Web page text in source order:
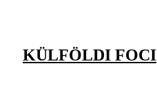
KÜLFÖLDI FOCI